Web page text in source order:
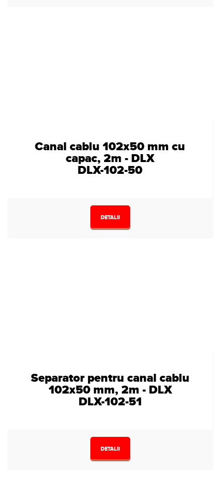
Canal cablu 102x50 mm cu
capac, 2m - DLX
DLX-102-50
DETALII
Separator pentru canal cablu
102x50 mm, 2m - DLX
DLX-102-51
DETALII